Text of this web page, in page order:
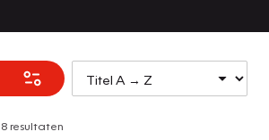
8 resultaten